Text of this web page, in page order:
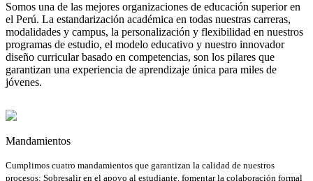
Somos una de las mejores organizaciones de educación superior en
el Perú. La estandarización académica en todas nuestras carreras,
modalidades y campus, la personalización y flexibilidad en nuestros
programas de estudio, el modelo educativo y nuestro innovador
diseño curricular basado en competencias, son los pilares que
garantizan una experiencia de aprendizaje única para miles de
jóvenes.
Mandamientos
Cumplimos cuatro mandamientos que garantizan la calidad de nuestros
procesos: Sobresalir en el apoyo al estudiante, fomentar la colaboración formal